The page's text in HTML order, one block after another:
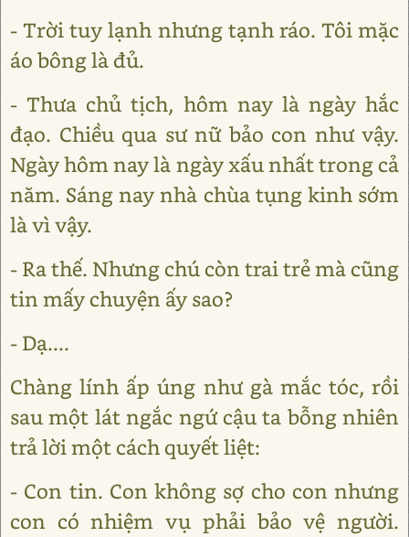
- Trời tuy lạnh nhưng tạnh ráo. Tôi mặc
áo bông là đủ.
- Thưa chủ tịch, hôm nay là ngày hắc
đạo. Chiều qua sư nữ bảo con như vậy.
Ngày hôm nay là ngày xấu nhất trong cả
năm. Sáng nay nhà chùa tụng kinh sớm
là vì vậy.
- Ra thế. Nhưng chú còn trai trẻ mà cũng
tin mấy chuyện ấy sao?
- Dạ....
Chàng lính ấp úng như gà mắc tóc, rồi
sau một lát ngắc ngứ cậu ta bỗng nhiên
trả lời một cách quyết liệt:
- Con tin. Con không sợ cho con nhưng
con có nhiệm vụ phải bảo vệ người.